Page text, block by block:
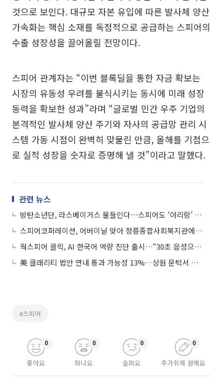
것으로 보인다. 대규모 자본 유입에 따른 발사체 양산
가속화는 핵심 소재를 독점적으로 공급하는 스피어의
수출 성장성을 끌어올릴 전망이다.
스피어 관계자는 “이번 블록딜을 통한 자금 확보는
시장의 유동성 우려를 불식시키는 동시에 미래 성장
동력을 확보한 성과”라며 “글로벌 민간 우주 기업의
본격적인 발사체 양산 주기와 자사의 공급망 관리 시
스템 가동 시점이 완벽히 맞물린 만큼, 올해를 기점으
로 실적 성장을 숫자로 증명해 낼 것”이라고 말했다.
관련 뉴스
방탄소년단, 라스베이거스 물들인다⋯스피어도 ‘아리랑’ 테마로 변신
스피어코퍼레이션, 어버이날 맞아 정릉종합사회복지관에 후원금 전달
웍스피어 클릭, AI 한국어 역량 진단 출시…“30초 음성으로 실력 분석”
美 클래리티 법안 연내 통과 가능성 13%…상원 문턱서 제동
#스피어
좋아요
0
화나요
0
슬퍼요
0
추가취재 원해요
0